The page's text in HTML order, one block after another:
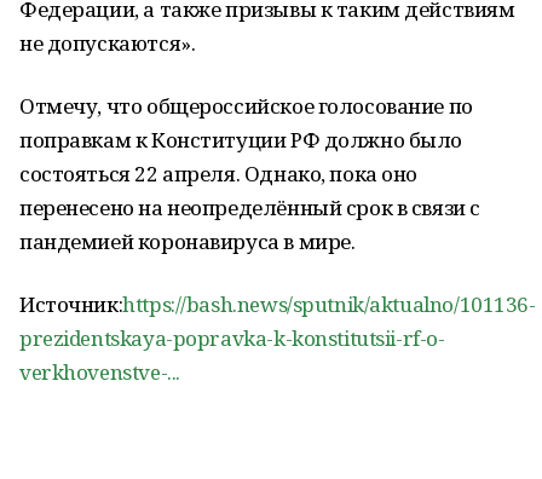
Федерации, а также призывы к таким действиям
не допускаются».
Отмечу, что общероссийское голосование по
поправкам к Конституции РФ должно было
состояться 22 апреля. Однако, пока оно
перенесено на неопределённый срок в связи с
пандемией коронавируса в мире.
Источник:https://bash.news/sputnik/aktualno/101136-
prezidentskaya-popravka-k-konstitutsii-rf-o-
verkhovenstve-...